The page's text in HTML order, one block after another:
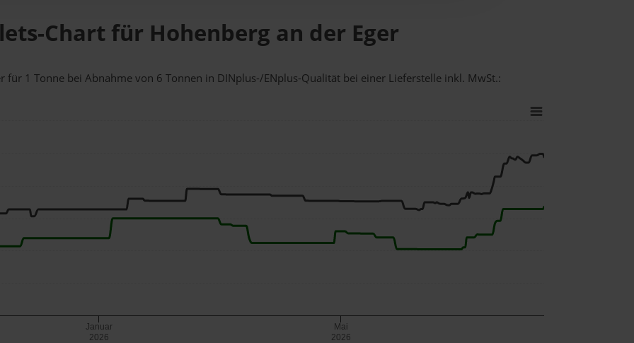
Chart für Hohenberg an der Eger
für 1 Tonne bei Abnahmevon 6 Tonnen in DINplus-/ENplus-Qualität bei einer Lieferstelle inkl. MwSt.:
Januar
2026
Mai
2026